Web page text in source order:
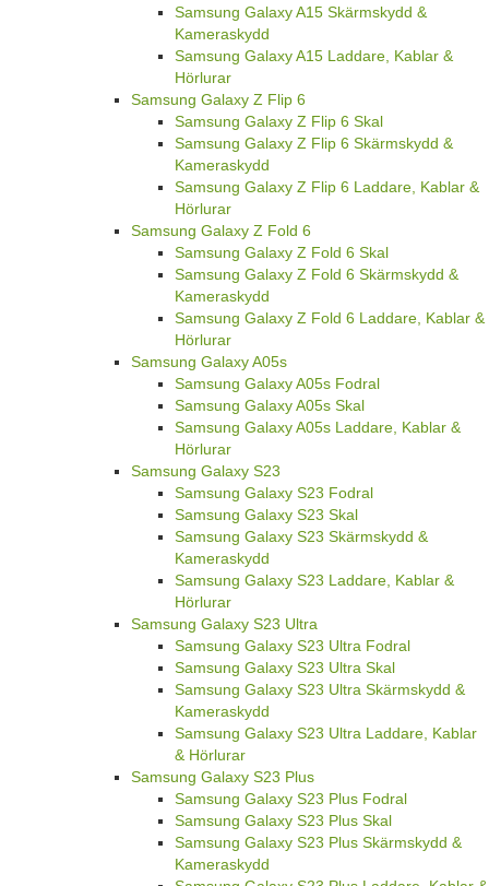
Samsung Galaxy A15 Skärmskydd &
Kameraskydd
Samsung Galaxy A15 Laddare, Kablar &
Hörlurar
Samsung Galaxy Z Flip 6
Samsung Galaxy Z Flip 6 Skal
Samsung Galaxy Z Flip 6 Skärmskydd &
Kameraskydd
Samsung Galaxy Z Flip 6 Laddare, Kablar &
Hörlurar
Samsung Galaxy Z Fold 6
Samsung Galaxy Z Fold 6 Skal
Samsung Galaxy Z Fold 6 Skärmskydd &
Kameraskydd
Samsung Galaxy Z Fold 6 Laddare, Kablar &
Hörlurar
Samsung Galaxy A05s
Samsung Galaxy A05s Fodral
Samsung Galaxy A05s Skal
Samsung Galaxy A05s Laddare, Kablar &
Hörlurar
Samsung Galaxy S23
Samsung Galaxy S23 Fodral
Samsung Galaxy S23 Skal
Samsung Galaxy S23 Skärmskydd &
Kameraskydd
Samsung Galaxy S23 Laddare, Kablar &
Hörlurar
Samsung Galaxy S23 Ultra
Samsung Galaxy S23 Ultra Fodral
Samsung Galaxy S23 Ultra Skal
Samsung Galaxy S23 Ultra Skärmskydd &
Kameraskydd
Samsung Galaxy S23 Ultra Laddare, Kablar
& Hörlurar
Samsung Galaxy S23 Plus
Samsung Galaxy S23 Plus Fodral
Samsung Galaxy S23 Plus Skal
Samsung Galaxy S23 Plus Skärmskydd &
Kameraskydd